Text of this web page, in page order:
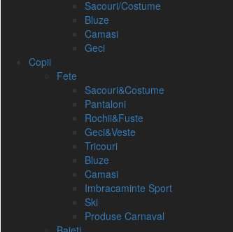
Sacouri/Costume
Bluze
Camasi
Geci
Copii
Fete
Sacouri&Costume
Pantaloni
Rochii&Fuste
Geci&Veste
Tricouri
Bluze
Camasi
Imbracaminte Sport
Ski
Produse Carnaval